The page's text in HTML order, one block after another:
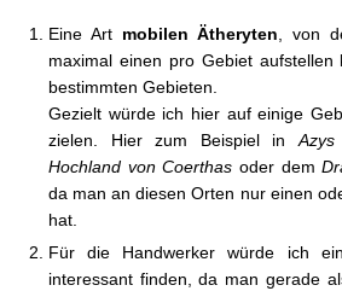
Eine Art mobilen Ätheryten, von
maximal einen pro Gebiet
bestimmten Gebieten.
Gezielt würde ich hier auf einige
zielen. Hier zum Beispiel in
Hochland von Coerthas oder dem
da man an diesen Orten nur einen
hat.
Für die Handwerker würde ich
interessant finden, da man gerade